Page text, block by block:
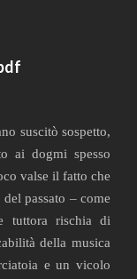
suscitò sospetto,
ai dogmi spesso
valse il fatto che
passato – come
tuttora rischia di
della musica
e un vicolo